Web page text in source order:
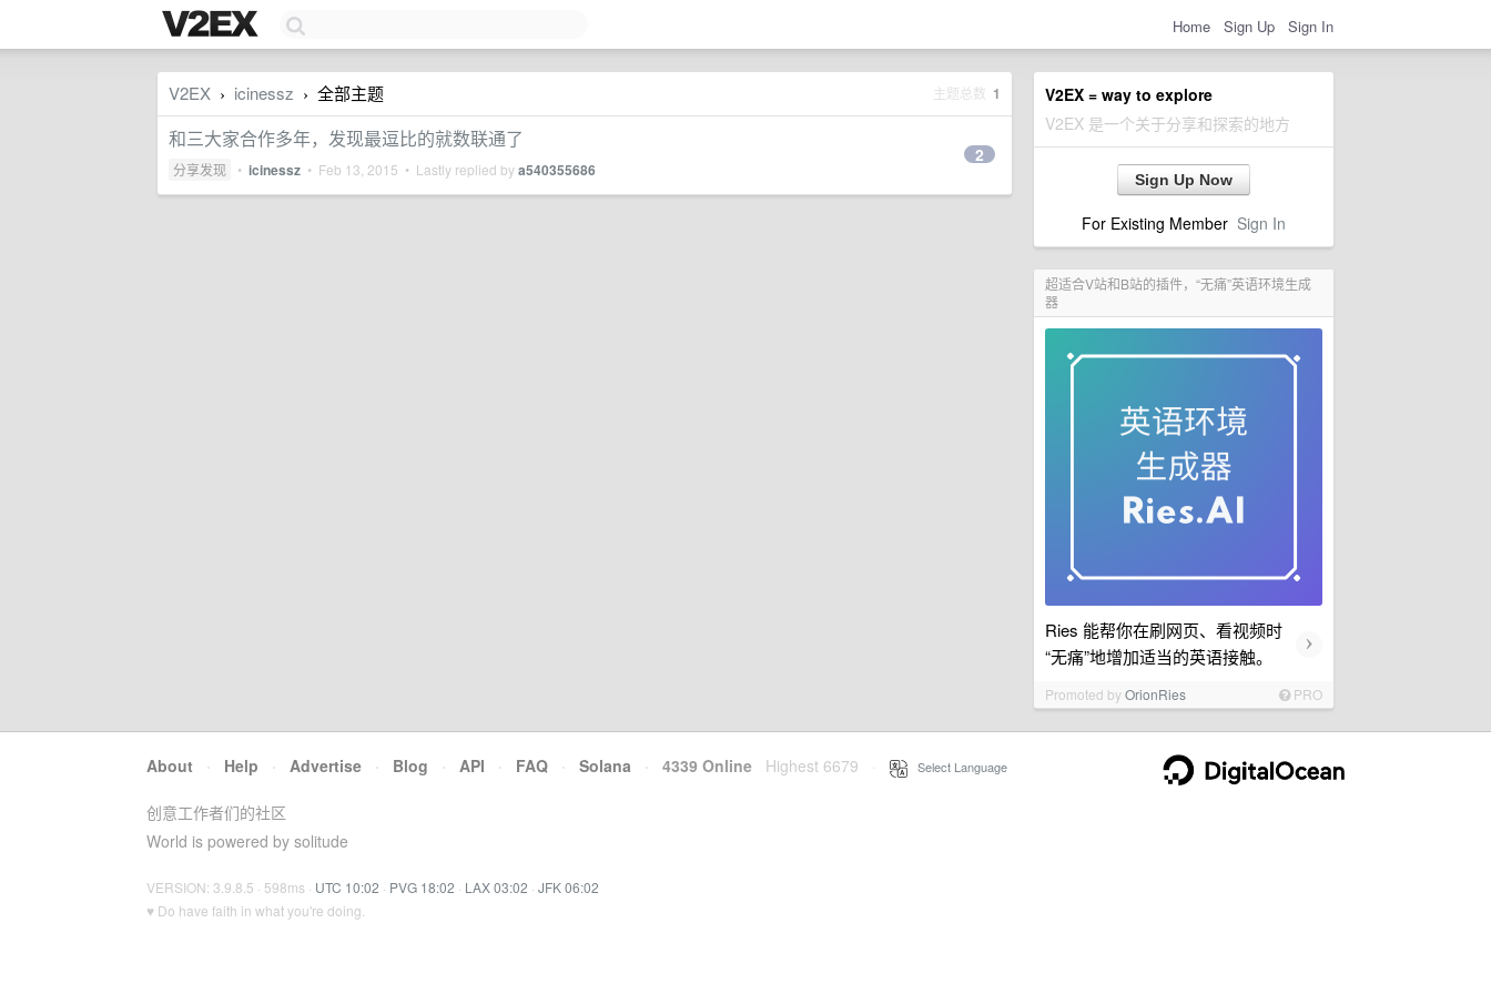
Home Sign Up Sign In
V2EX = way to explore
V2EX 是一个关于分享和探索的地方
Sign Up Now
For Existing Member Sign In
超适合V站和B站的插件，“无痛”英语环境生成
器
Ries 能帮你在刷网页、看视频时
“无痛”地增加适当的英语接触。
›
Promoted byOrionRies PRO
V2EX › icinessz › 全部主题 主题总数 1
和三大家合作多年，发现最逗比的就数联通了
分享发现 • icinessz • Feb 13, 2015 • Lastly replied bya540355686
2
About · Help · Advertise · Blog · API · FAQ · Solana · 4339 Online Highest 6679 Select Language
创意工作者们的社区
World is powered by solitude
VERSION: 3.9.8.5 · 598ms · UTC 10:02 · PVG 18:02 · LAX 03:02 · JFK 06:02
♥ Do have faith in what you're doing.